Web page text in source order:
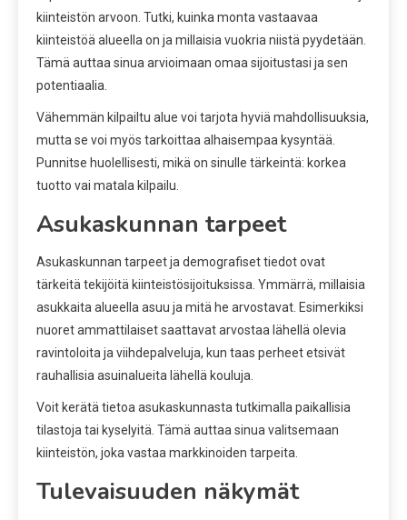
kiinteistön arvoon. Tutki, kuinka monta vastaavaa
kiinteistöä alueella on ja millaisia vuokria niistä pyydetään.
Tämä auttaa sinua arvioimaan omaa sijoitustasi ja sen
potentiaalia.
Vähemmän kilpailtu alue voi tarjota hyviä mahdollisuuksia,
mutta se voi myös tarkoittaa alhaisempaa kysyntää.
Punnitse huolellisesti, mikä on sinulle tärkeintä: korkea
tuotto vai matala kilpailu.
Asukaskunnan tarpeet
Asukaskunnan tarpeet ja demografiset tiedot ovat
tärkeitä tekijöitä kiinteistösijoituksissa. Ymmärrä, millaisia
asukkaita alueella asuu ja mitä he arvostavat. Esimerkiksi
nuoret ammattilaiset saattavat arvostaa lähellä olevia
ravintoloita ja viihdepalveluja, kun taas perheet etsivät
rauhallisia asuinalueita lähellä kouluja.
Voit kerätä tietoa asukaskunnasta tutkimalla paikallisia
tilastoja tai kyselyitä. Tämä auttaa sinua valitsemaan
kiinteistön, joka vastaa markkinoiden tarpeita.
Tulevaisuuden näkymät